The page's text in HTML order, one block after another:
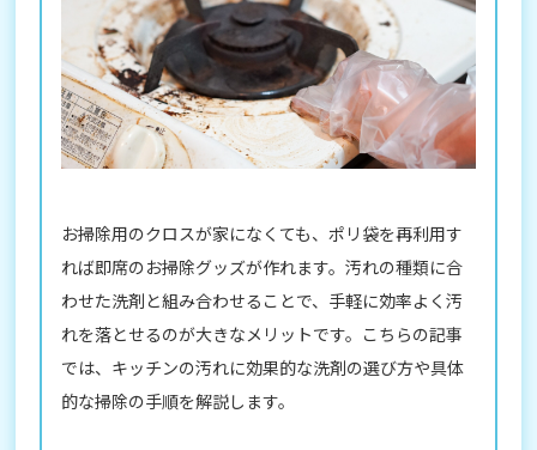
お掃除用のクロスが家になくても、ポリ袋を再利用す
れば即席のお掃除グッズが作れます。汚れの種類に合
わせた洗剤と組み合わせることで、手軽に効率よく汚
れを落とせるのが大きなメリットです。こちらの記事
では、キッチンの汚れに効果的な洗剤の選び方や具体
的な掃除の手順を解説します。